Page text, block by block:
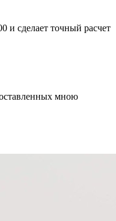
и сделает точный расчет
мною